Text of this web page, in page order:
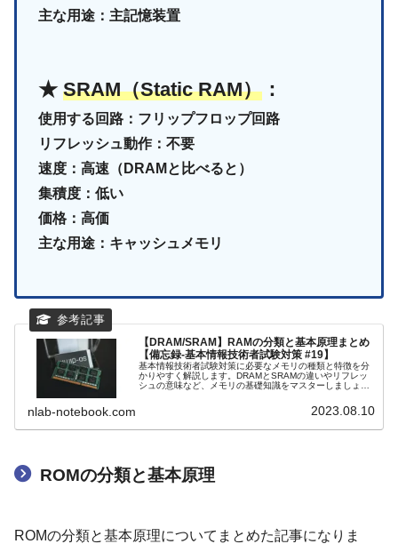
主な用途：主記憶装置
★ SRAM（Static RAM） ：
使用する回路：フリップフロップ回路
リフレッシュ動作：不要
速度：高速（DRAMと比べると）
集積度：低い
価格：高価
主な用途：キャッシュメモリ
【DRAM/SRAM】RAMの分類と基本原理まとめ
【備忘録-基本情報技術者試験対策 #19】
基本情報技術者試験対策に必要なメモリの種類と特徴を分
かりやすく解説します。DRAMとSRAMの違いやリフレッ
シュの意味など、メモリの基礎知識をマスターしましょ
nlab-notebook.com 2023.08.10
ROMの分類と基本原理
ROMの分類と基本原理についてまとめた記事になりま